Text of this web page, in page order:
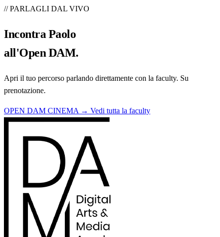
// PARLAGLI DAL VIVO
Incontra Paolo
all'Open DAM.
Apri il tuo percorso parlando direttamente con la faculty. Su
prenotazione.
OPEN DAM CINEMA → Vedi tutta la faculty